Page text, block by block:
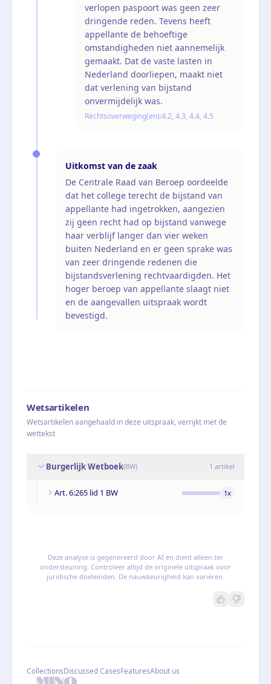
verlopen paspoort was geen zeer
dringende reden. Tevens heeft
appellante de behoeftige
omstandigheden niet aannemelijk
gemaakt. Dat de vaste lasten in
Nederland doorliepen, maakt niet
dat verlening van bijstand
onvermijdelijk was.
Rechtsoverweging(en):4.2, 4.3, 4.4, 4.5
Uitkomst van de zaak
De Centrale Raad van Beroep oordeelde
dat het college terecht de bijstand van
appellante had ingetrokken, aangezien
zij geen recht had op bijstand vanwege
haar verblijf langer dan vier weken
buiten Nederland en er geen sprake was
van zeer dringende redenen die
bijstandsverlening rechtvaardigden. Het
hoger beroep van appellante slaagt niet
en de aangevallen uitspraak wordt
bevestigd.
Wetsartikelen
Wetsartikelen aangehaald in deze uitspraak, verrijkt met de
wettekst
Burgerlijk Wetboek(BW) 1 artikel
Art. 6:265 lid 1 BW 1x
Deze analyse is gegenereerd door AI en dient alleen ter
ondersteuning. Controleer altijd de originele uitspraak voor
juridische doeleinden. De nauwkeurigheid kan variëren.
CollectionsDiscussed CasesFeaturesAbout us